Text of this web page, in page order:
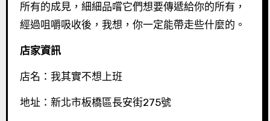
所有的成見，細細品嚐它們想要傳遞給你的所有，
經過咀嚼吸收後，我想，你一定能帶走些什麼的。
店家資訊
店名：我其實不想上班
地址：新北市板橋區長安街275號